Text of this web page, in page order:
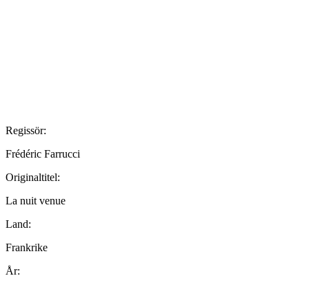
Regissör:
Frédéric Farrucci
Originaltitel:
La nuit venue
Land:
Frankrike
År: